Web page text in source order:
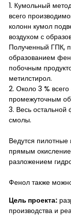
1. Кумольный
всего
колонн кумол
воздухом с
Полученный ГПК,
образованием
побочным
метилстирол.
2. Около 3 %
промежуточным
3. Весь
смолы.
Ведутся
прямым
разложением
Фенол также
Цель проекта:
производства и